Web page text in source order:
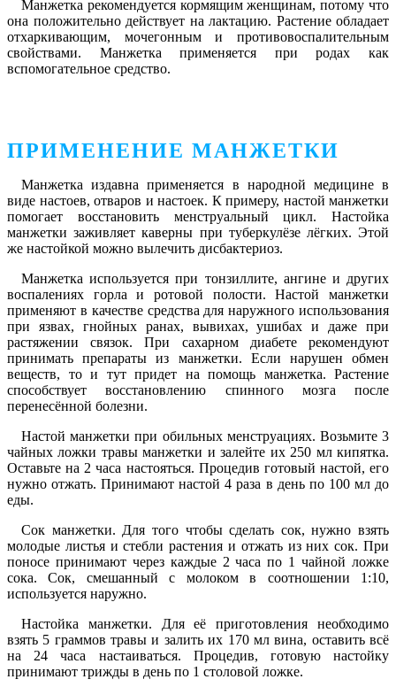
Манжетка рекомендуется кормящим женщинам, потому что
она положительно действует на лактацию. Растение обладает
отхаркивающим, мочегонным и противовоспалительным
свойствами. Манжетка применяется при родах как
вспомогательное средство.
ПРИМЕНЕНИЕ МАНЖЕТКИ
Манжетка издавна применяется в народной медицине в
виде настоев, отваров и настоек. К примеру, настой манжетки
помогает восстановить менструальный цикл. Настойка
манжетки заживляет каверны при туберкулёзе лёгких. Этой
же настойкой можно вылечить дисбактериоз.
Манжетка используется при тонзиллите, ангине и других
воспалениях горла и ротовой полости. Настой манжетки
применяют в качестве средства для наружного использования
при язвах, гнойных ранах, вывихах, ушибах и даже при
растяжении связок. При сахарном диабете рекомендуют
принимать препараты из манжетки. Если нарушен обмен
веществ, то и тут придет на помощь манжетка. Растение
способствует восстановлению спинного мозга после
перенесённой болезни.
Настой манжетки при обильных менструациях. Возьмите 3
чайных ложки травы манжетки и залейте их 250 мл кипятка.
Оставьте на 2 часа настояться. Процедив готовый настой, его
нужно отжать. Принимают настой 4 раза в день по 100 мл до
еды.
Сок манжетки. Для того чтобы сделать сок, нужно взять
молодые листья и стебли растения и отжать из них сок. При
поносе принимают через каждые 2 часа по 1 чайной ложке
сока. Сок, смешанный с молоком в соотношении 1:10,
используется наружно.
Настойка манжетки. Для её приготовления необходимо
взять 5 граммов травы и залить их 170 мл вина, оставить всё
на 24 часа настаиваться. Процедив, готовую настойку
принимают трижды в день по 1 столовой ложке.